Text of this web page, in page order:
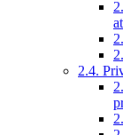
2.4.